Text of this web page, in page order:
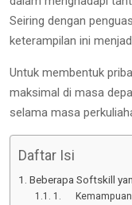
Seiring dengan
keterampilan ini
Untuk membentuk
maksimal di masa
selama masa
Daftar Isi
Beberapa Softskill
1. Kemampuan